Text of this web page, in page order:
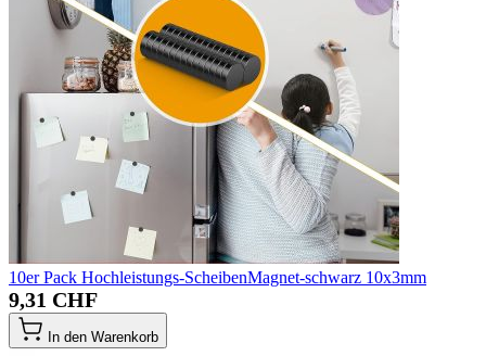
10er Pack Hochleistungs-ScheibenMagnet-schwarz 10x3mm
9,31 CHF
In den Warenkorb